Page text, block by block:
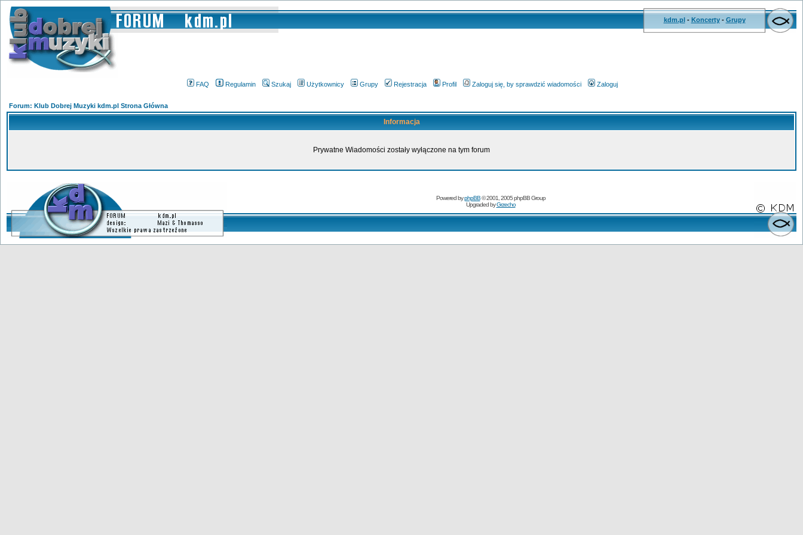
kdm.pl- Koncerty- Grupy
FAQ Regulamin Szukaj Użytkownicy Grupy Rejestracja Profil Zaloguj się, by sprawdzić wiadomości Zaloguj
Forum: Klub Dobrej Muzyki kdm.pl Strona Główna
Informacja
Prywatne Wiadomości zostały wyłączone na tym forum
Powered byphpBB© 2001, 2005 phpBB Group
Upgraded byGrzecho